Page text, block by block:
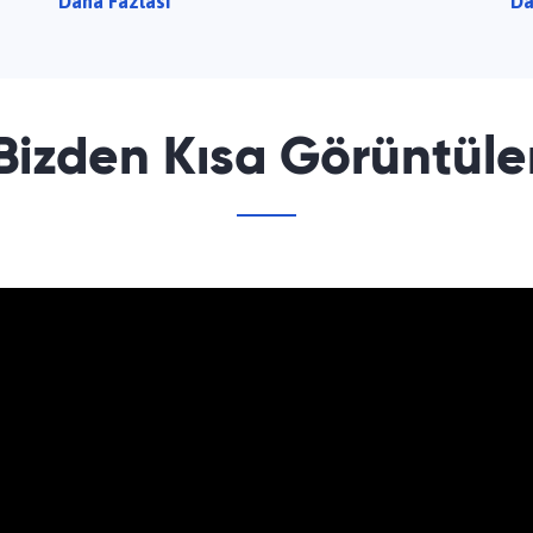
Kısa